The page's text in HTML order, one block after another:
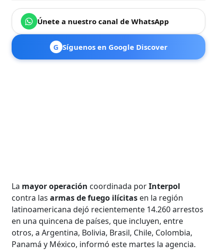
Únete a nuestro canal de WhatsApp
G Síguenos en Google Discover
La mayor operación coordinada porInterpol
contra lasarmas de fuego ilícitas en la región
latinoamericana dejó recientemente 14.260 arrestos
en una quincena de países, que incluyen, entre
otros, a Argentina, Bolivia, Brasil, Chile, Colombia,
Panamá y México, informó este martes la agencia.